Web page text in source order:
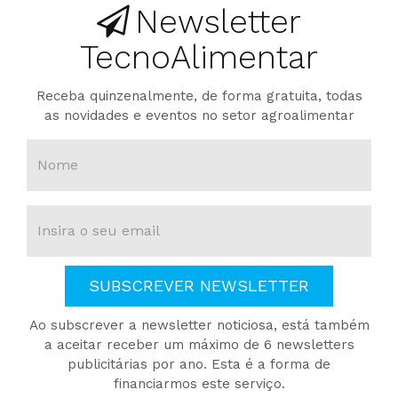
Newsletter
TecnoAlimentar
Receba quinzenalmente, de forma gratuita, todas
as novidades e eventos no setor agroalimentar
SUBSCREVER NEWSLETTER
Ao subscrever a newsletter noticiosa, está também
a aceitar receber um máximo de 6 newsletters
publicitárias por ano. Esta é a forma de
financiarmos este serviço.